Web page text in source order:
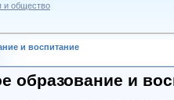
и общество
и воспитание
образование и